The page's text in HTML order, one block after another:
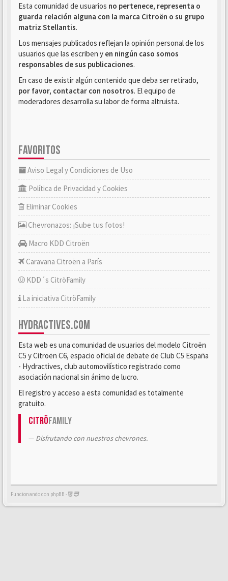
Esta comunidad de usuarios no pertenece, representa o
guarda relación alguna con la marca Citroën o su grupo
matriz Stellantis.
Los mensajes publicados reflejan la opinión personal de los
usuarios que las escriben y en ningún caso somos
responsables de sus publicaciones.
En caso de existir algún contenido que deba ser retirado,
por favor, contactar con nosotros. El equipo de
moderadores desarrolla su labor de forma altruista.
FAVORITOS
Aviso Legal y Condiciones de Uso
Política de Privacidad y Cookies
Eliminar Cookies
Chevronazos: ¡Sube tus fotos!
Macro KDD Citroën
Caravana Citroën a París
KDD´s CitröFamily
La iniciativa CitröFamily
HYDRACTIVES.COM
Esta web es una comunidad de usuarios del modelo Citroën
C5 y Citroën C6, espacio oficial de debate de Club C5 España
- Hydractives, club automovilístico registrado como
asociación nacional sin ánimo de lucro.
El registro y acceso a esta comunidad es totalmente
gratuito.
CitröFamily
Disfrutando con nuestros chevrones.
Funcionando con phpBB -